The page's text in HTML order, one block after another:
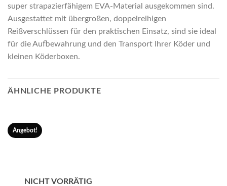
super strapazierfähigem EVA-Material ausgekommen sind.
Ausgestattet mit übergroßen, doppelreihigen
Reißverschlüssen für den praktischen Einsatz, sind sie ideal
für die Aufbewahrung und den Transport Ihrer Köder und
kleinen Köderboxen.
ÄHNLICHE PRODUKTE
Angebot!
NICHT VORRÄTIG